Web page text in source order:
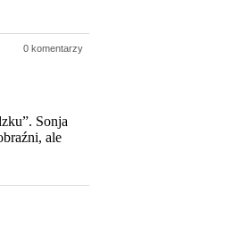
0 komentarzy
Sonja
ale